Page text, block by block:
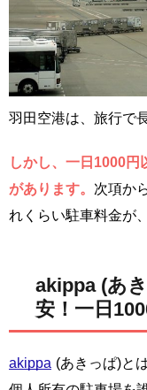
羽田空港は、旅行で
しかし、一日1000
があります。 次項か
れくらい駐車料金が
akippa (あ
安！一日
akippa (あきっぱ)と